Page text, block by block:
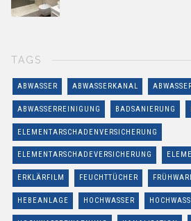
TAGS
ABWASSER ABWASSERKANAL
ABWASSERREINIGUNG BADSANIERUNG
ELEMENTARSCHADENVERSICHERUNG
ELEMENTARSCHADEVERSICHERUNG
ERKLÄRFILM FEUCHTTÜCHER
HEBEANLAGE HOCHWASSER